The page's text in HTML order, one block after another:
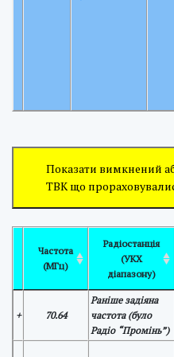
Показати вимкнений
ТВК що
Частота
(МГц)
Радіостанція
(УКХ
діапазону)
+ 70.64
Раніше задіяна
частота (було
Радіо “Промінь”)